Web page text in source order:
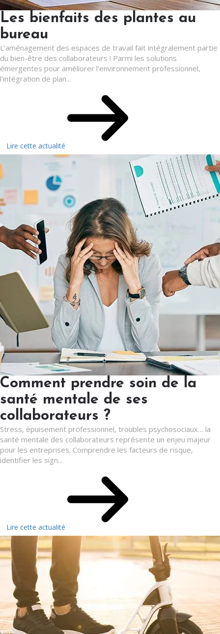
Les bienfaits des plantes au
bureau
L'aménagement des espaces de travail fait intégralement partie
du bien-être des collaborateurs ! Parmi les solutions
émergentes pour améliorer l'environnement professionnel,
l'intégration de plan...
Lire cette actualité
Comment prendre soin de la
santé mentale de ses
collaborateurs ?
Stress, épuisement professionnel, troubles psychosociaux… la
santé mentale des collaborateurs représente un enjeu majeur
pour les entreprises. Comprendre les facteurs de risque,
identifier les sign...
Lire cette actualité